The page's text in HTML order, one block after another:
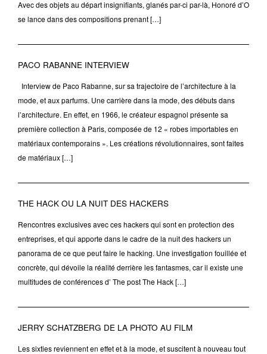
Avec des objets au départ insignifiants, glanés par-ci par-là, Honoré d’O
se lance dans des compositions prenant […]
PACO RABANNE INTERVIEW
Interview de Paco Rabanne, sur sa trajectoire de l’architecture à la
mode, et aux parfums. Une carrière dans la mode, des débuts dans
l’architecture. En effet, en 1966, le créateur espagnol présente sa
première collection à Paris, composée de 12 « robes importables en
matériaux contemporains ». Les créations révolutionnaires, sont faites
de matériaux […]
THE HACK OU LA NUIT DES HACKERS
Rencontres exclusives avec ces hackers qui sont en protection des
entreprises, et qui apporte dans le cadre de la nuit des hackers un
panorama de ce que peut faire le hacking. Une investigation fouillée et
concrète, qui dévoile la réalité derrière les fantasmes, car il existe une
multitudes de conférences d’ The post The Hack […]
JERRY SCHATZBERG DE LA PHOTO AU FILM
Les sixties reviennent en effet et à la mode, et suscitent à nouveau tout